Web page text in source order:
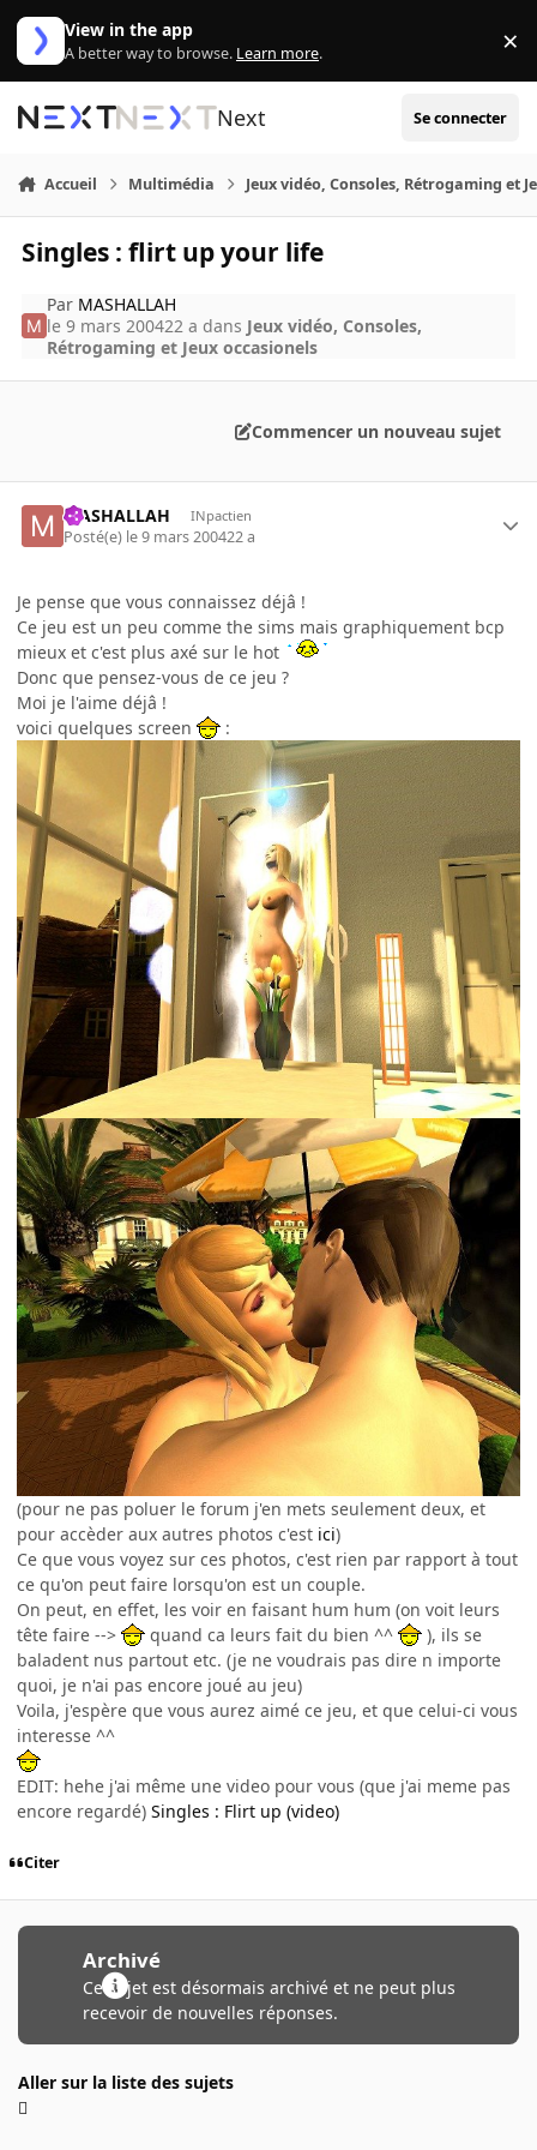
Aller au contenu
View in the app
A better way to browse. Learn more. ×
Next Se connecter
Accueil Multimédia Jeux vidéo, Consoles, Rétrogaming et
Singles : flirt up your life
Par MASHALLAH
le 9 mars 200422 a dans Jeux vidéo, Consoles,
Rétrogaming et Jeux occasionels
Commencer un nouveau sujet
MASHALLAH INpactien
Posté(e) le 9 mars 200422 a
Je pense que vous connaissez déjâ !
Ce jeu est un peu comme the sims mais graphiquement bcp
mieux et c'est plus axé sur le hot
Donc que pensez-vous de ce jeu ?
Moi je l'aime déjâ !
voici quelques screen
:
(pour ne pas poluer le forum j'en mets seulement deux, et
pour accèder aux autres photos c'est ici)
Ce que vous voyez sur ces photos, c'est rien par rapport à tout
ce qu'on peut faire lorsqu'on est un couple.
On peut, en effet, les voir en faisant hum hum (on voit leurs
tête faire -->
quand ca leurs fait du bien ^^
), ils se
baladent nus partout etc. (je ne voudrais pas dire n importe
quoi, je n'ai pas encore joué au jeu)
Voila, j'espère que vous aurez aimé ce jeu, et que celui-ci vous
interesse ^^
EDIT: hehe j'ai même une video pour vous (que j'ai meme pas
encore regardé) Singles : Flirt up (video)
Citer
Archivé
Ce sujet est désormais archivé et ne peut plus
recevoir de nouvelles réponses.
Aller sur la liste des sujets